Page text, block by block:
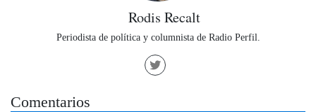
Rodis Recalt
Periodista de política y columnista de Radio Perfil.
Comentarios